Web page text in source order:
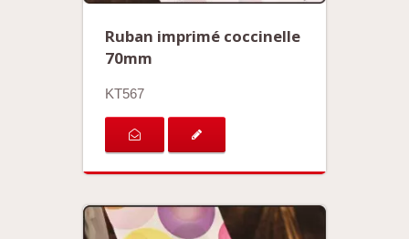
Ruban imprimé coccinelle
70mm
KT567